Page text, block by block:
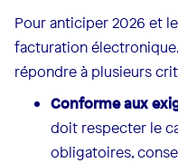
Pour anticiper 2026 et
facturation
répondre à plusieurs
Conforme aux
doit respecter le
obligatoires,